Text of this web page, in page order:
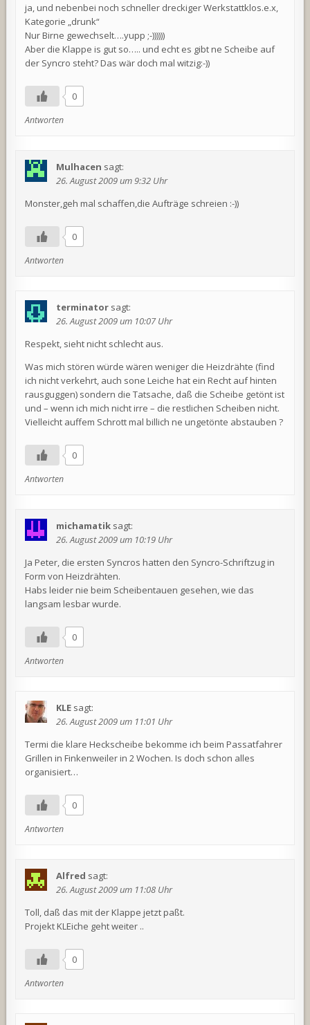
ja, und nebenbei noch schneller dreckiger Werkstattklos.e.x,
Kategorie „drunk“
Nur Birne gewechselt….yupp ;-))))))
Aber die Klappe is gut so….. und echt es gibt ne Scheibe auf
der Syncro steht? Das wär doch mal witzig:-))
0
Antworten
Mulhacen sagt:
26. August 2009 um 9:32 Uhr
Monster,geh mal schaffen,die Aufträge schreien :-))
0
Antworten
terminator sagt:
26. August 2009 um 10:07 Uhr
Respekt, sieht nicht schlecht aus.
Was mich stören würde wären weniger die Heizdrähte (find
ich nicht verkehrt, auch sone Leiche hat ein Recht auf hinten
rausguggen) sondern die Tatsache, daß die Scheibe getönt ist
und – wenn ich mich nicht irre – die restlichen Scheiben nicht.
Vielleicht auffem Schrott mal billich ne ungetönte abstauben ?
0
Antworten
michamatik sagt:
26. August 2009 um 10:19 Uhr
Ja Peter, die ersten Syncros hatten den Syncro-Schriftzug in
Form von Heizdrähten.
Habs leider nie beim Scheibentauen gesehen, wie das
langsam lesbar wurde.
0
Antworten
KLE sagt:
26. August 2009 um 11:01 Uhr
Termi die klare Heckscheibe bekomme ich beim Passatfahrer
Grillen in Finkenweiler in 2 Wochen. Is doch schon alles
organisiert…
0
Antworten
Alfred sagt:
26. August 2009 um 11:08 Uhr
Toll, daß das mit der Klappe jetzt paßt.
Projekt KLEiche geht weiter ..
0
Antworten